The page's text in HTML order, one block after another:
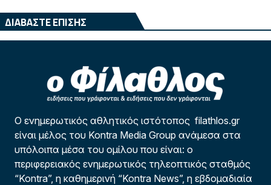
ΔΙΑΒΑΣΤΕ ΕΠΙΣΗΣ
Ο ενημερωτικός αθλητικός ιστότοπος filathlos.gr
είναι μέλος του Kontra Media Group ανάμεσα στα
υπόλοιπα μέσα του ομίλου που είναι: ο
περιφερειακός ενημερωτικός τηλεοπτικός σταθμός
“Kontra”, η καθημερινή “Kontra News”, η εβδομαδιαία